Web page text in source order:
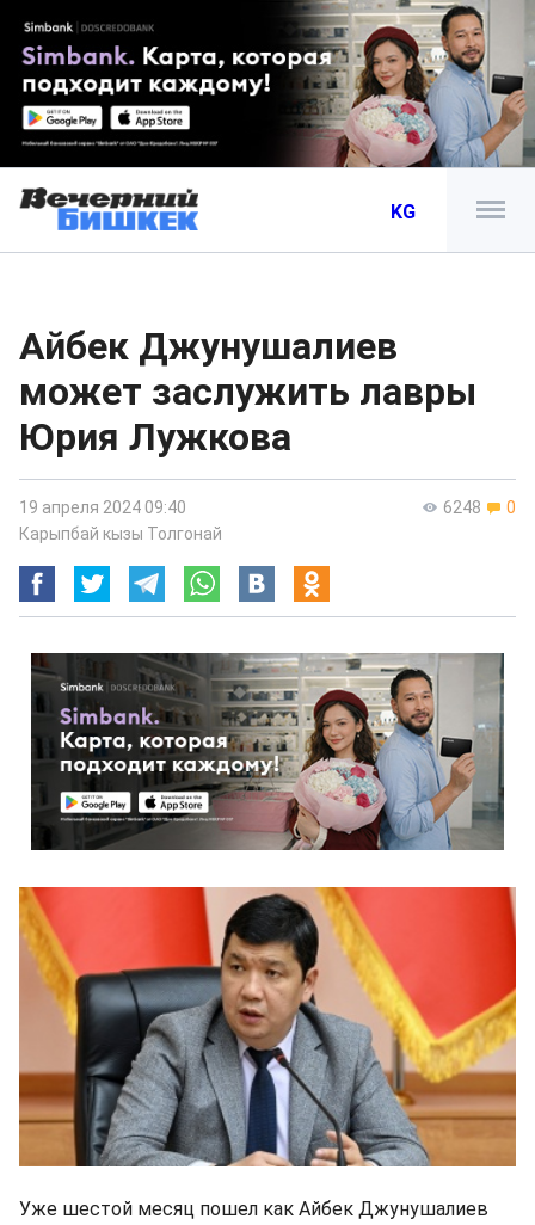
KG
Айбек Джунушалиев
может заслужить лавры
Юрия Лужкова
6248 0
19 апреля 2024 09:40
Карыпбай кызы Толгонай
Уже шестой месяц пошел как Айбек Джунушалиев